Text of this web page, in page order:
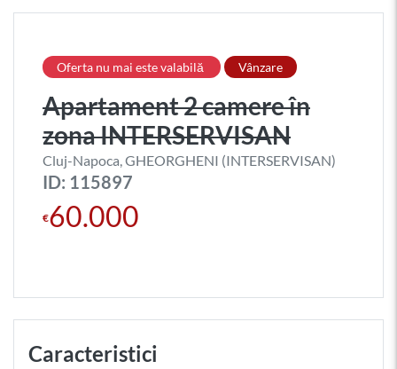
Oferta nu mai este valabilă Vânzare
Apartament 2 camere în
zona INTERSERVISAN
Cluj-Napoca, GHEORGHENI (INTERSERVISAN)
ID: 115897
€60.000
Caracteristici